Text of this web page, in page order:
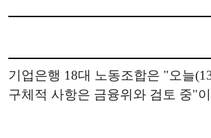
기업은행 18대 노동조합은 "오늘
구체적 사항은 금융위와 검토 중"